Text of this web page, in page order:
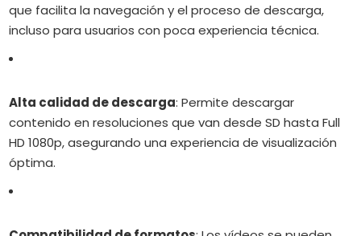
que facilita la navegación y el proceso de descarga,
incluso para usuarios con poca experiencia técnica.
Alta calidad de descarga:Permite descargar
contenido en resoluciones que van desde SD hasta Full
HD 1080p, asegurando una experiencia de visualización
óptima.